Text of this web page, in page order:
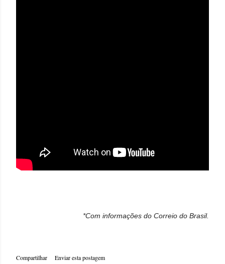
*Com informações do Correio do Brasil.
Compartilhar
Enviar esta postagem